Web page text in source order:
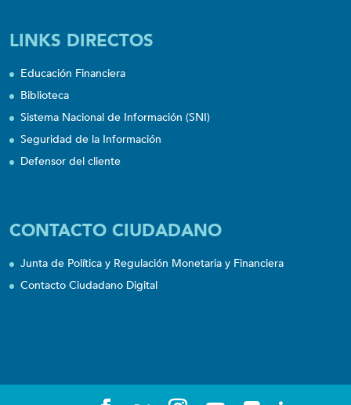
LINKS DIRECTOS
Educación Financiera
Biblioteca
Sistema Nacional de Información (SNI)
Seguridad de la Información
Defensor del cliente
CONTACTO CIUDADANO
Junta de Política y Regulación Monetaria y Financiera
Contacto Ciudadano Digital